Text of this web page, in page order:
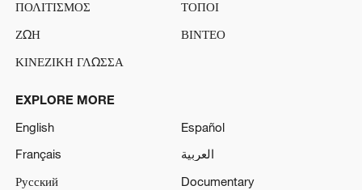
ΠΟΛΙΤΙΣΜΟΣ
ΤΟΠΟΙ
ΖΩΗ
ΒΙΝΤΕΟ
ΚΙΝΕΖΙΚΗ ΓΛΩΣΣΑ
EXPLORE MORE
English
Español
Français
العربية
Русский
Documentary